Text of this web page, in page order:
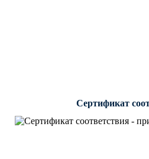
Сертификат